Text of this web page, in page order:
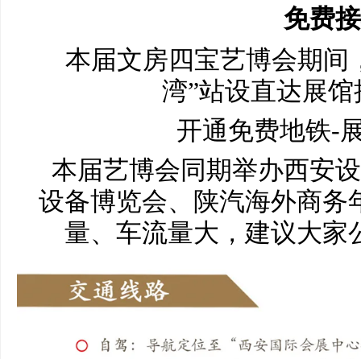
免费
本届文房四宝艺博会期间
湾”站设直达展
开通免费地铁-
本届艺博会同期举办西安
设备博览会、陕汽海外商务
量、车流量大，建议大家